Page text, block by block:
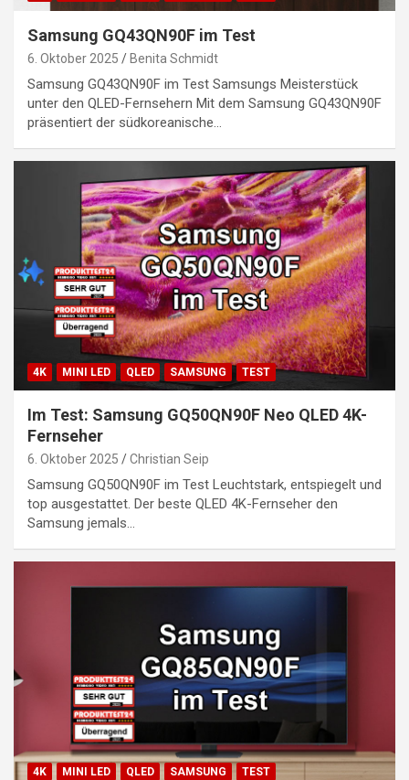
Samsung GQ43QN90F im Test
6. Oktober 2025 Benita Schmidt
Samsung GQ43QN90F im Test Samsungs Meisterstück
unter den QLED-Fernsehern Mit dem Samsung GQ43QN90F
präsentiert der südkoreanische…
4K MINI LED QLED SAMSUNG TEST
Im Test: Samsung GQ50QN90F Neo QLED 4K-
Fernseher
6. Oktober 2025 Christian Seip
Samsung GQ50QN90F im Test Leuchtstark, entspiegelt und
top ausgestattet. Der beste QLED 4K-Fernseher den
Samsung jemals…
4K MINI LED QLED SAMSUNG TEST